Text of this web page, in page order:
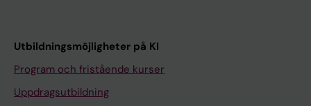
Utbildningsmöjligheter på KI
Program och fristående kurser
Uppdragsutbildning